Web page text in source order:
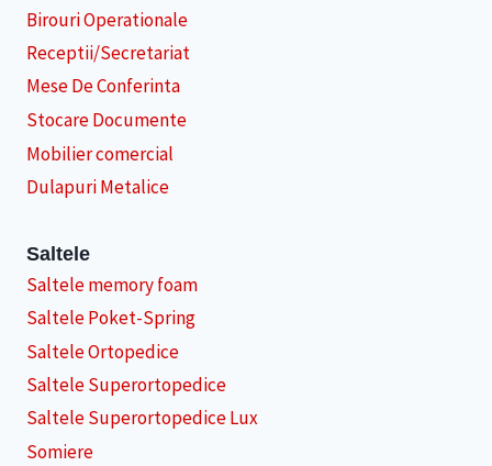
Birouri Operationale
Receptii/Secretariat
Mese De Conferinta
Stocare Documente
Mobilier comercial
Dulapuri Metalice
Saltele
Saltele memory foam
Saltele Poket-Spring
Saltele Ortopedice
Saltele Superortopedice
Saltele Superortopedice Lux
Somiere